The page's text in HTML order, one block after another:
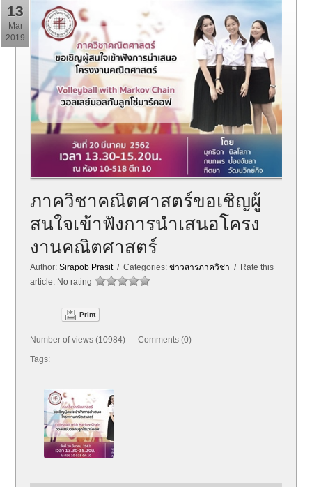
13
Mar
2019
ภาควิชาคณิตศาสตร์ขอเชิญผู้
สนใจเข้าฟังการนำเสนอโครง
งานคณิตศาสตร์
Author:Sirapob Prasit/ Categories:ข่าวสารภาควิชา / Rate this
article: No rating
Print
Number of views (10984) Comments (0)
Tags: